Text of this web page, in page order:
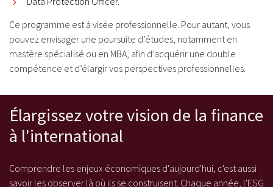
Ce programme est à visée professionnelle. Pour autant, vous
pouvez envisager une poursuite d’études, notamment en
mastère spécialisé ou en MBA, afin d’acquérir une double
compétence et d’élargir vos perspectives professionnelles.
Élargissez votre vision de la finance
à l'international
Comprendre les enjeux économiques d'aujourd'hui, c'est aussi
savoir les observer là où ils se construisent. Chaque année, l'ESG